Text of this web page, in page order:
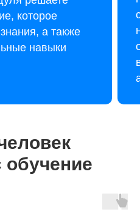
которое
а также
навыки